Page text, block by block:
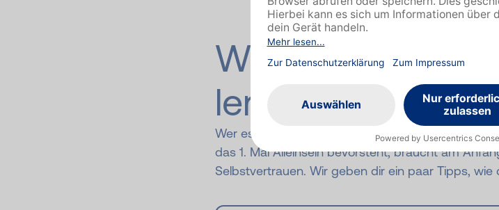
Wie kann ich das
lernen?
Wer es bisher noch nie ausprobiert hat, bewusst
das 1. Mal Alleinsein bevorsteht, braucht am
Selbstvertrauen. Wir geben dir ein paar Tipps, wie